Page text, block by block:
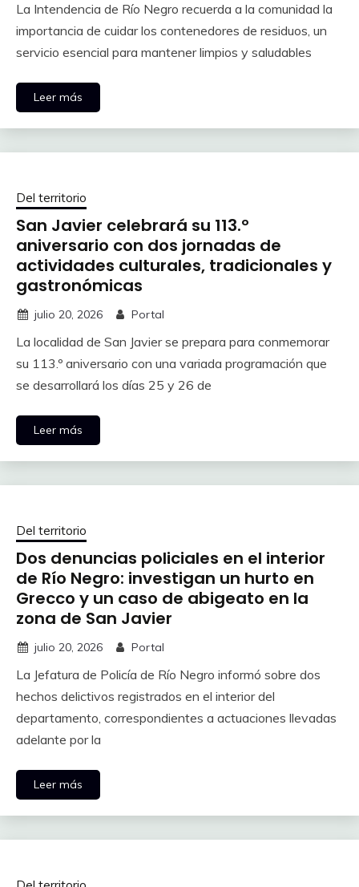
La Intendencia de Río Negro recuerda a la comunidad la
importancia de cuidar los contenedores de residuos, un
servicio esencial para mantener limpios y saludables
Leer más
Del territorio
San Javier celebrará su 113.º
aniversario con dos jornadas de
actividades culturales, tradicionales y
gastronómicas
julio 20, 2026 Portal
La localidad de San Javier se prepara para conmemorar
su 113.º aniversario con una variada programación que
se desarrollará los días 25 y 26 de
Leer más
Del territorio
Dos denuncias policiales en el interior
de Río Negro: investigan un hurto en
Grecco y un caso de abigeato en la
zona de San Javier
julio 20, 2026 Portal
La Jefatura de Policía de Río Negro informó sobre dos
hechos delictivos registrados en el interior del
departamento, correspondientes a actuaciones llevadas
adelante por la
Leer más